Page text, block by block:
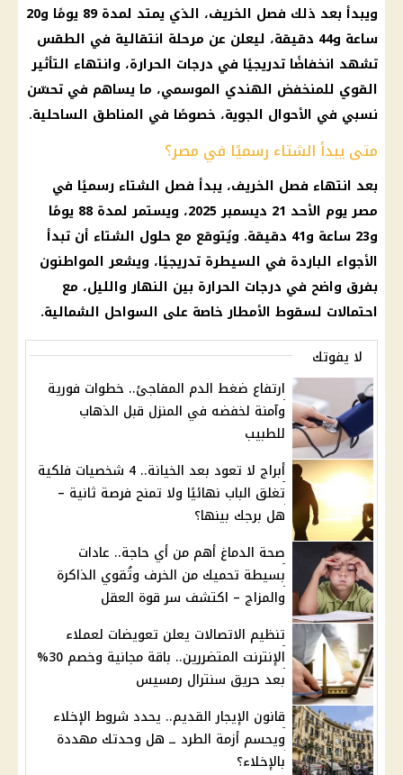
ويبدأ بعد ذلك فصل الخريف، الذي يمتد لمدة 89 يومًا و20
ساعة و44 دقيقة، ليعلن عن مرحلة انتقالية في الطقس
تشهد انخفاضًا تدريجيًا في درجات الحرارة، وانتهاء التأثير
القوي للمنخفض الهندي الموسمي، ما يساهم في تحسّن
نسبي في الأحوال الجوية، خصوصًا في المناطق الساحلية.
متى يبدأ الشتاء رسميًا في مصر؟
بعد انتهاء فصل الخريف، يبدأ فصل الشتاء رسميًا في
مصر يوم الأحد 21 ديسمبر 2025، ويستمر لمدة 88 يومًا
و23 ساعة و41 دقيقة. ويُتوقع مع حلول الشتاء أن تبدأ
الأجواء الباردة في السيطرة تدريجيًا، ويشعر المواطنون
بفرق واضح في درجات الحرارة بين النهار والليل، مع
احتمالات لسقوط الأمطار خاصة على السواحل الشمالية.
لا يفوتك
ارتفاع ضغط الدم المفاجئ.. خطوات فورية
وآمنة لخفضه في المنزل قبل الذهاب
للطبيب
أبراج لا تعود بعد الخيانة.. 4 شخصيات فلكية
تغلق الباب نهائيًا ولا تمنح فرصة ثانية –
هل برجك بينها؟
صحة الدماغ أهم من أي حاجة.. عادات
بسيطة تحميك من الخرف وتُقوي الذاكرة
والمزاج – اكتشف سر قوة العقل
تنظيم الاتصالات يعلن تعويضات لعملاء
الإنترنت المتضررين.. باقة مجانية وخصم 30%
بعد حريق سنترال رمسيس
قانون الإيجار القديم.. يحدد شروط الإخلاء
ويحسم أزمة الطرد ــ هل وحدتك مهددة
بالإخلاء؟